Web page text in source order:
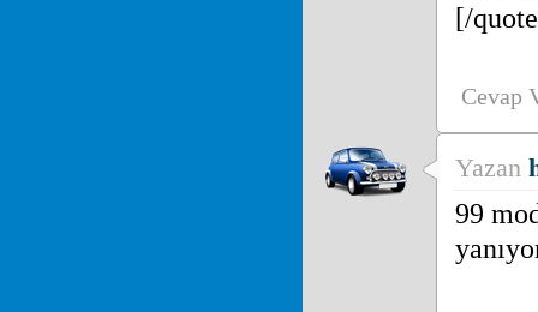
[/
Cevap
Yazan
99